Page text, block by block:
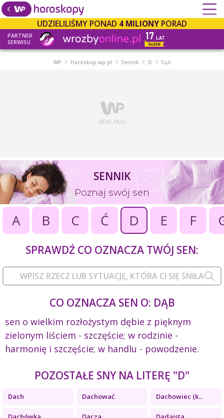
UDZIELILIŚMY PONAD 4 MILIONY PORAD
PARTNER
SERWISU
WP Horoskop.wp.pl Sennik D Dąb
SENNIK
Poznaj swój sen
A B C Ć D E F
SPRAWDŹ CO OZNACZA TWÓJ SEN:
CO OZNACZA SEN O: DĄB
sen o wielkim rozłożystym dębie z pięknym
zielonym liściem - szczęście; w rodzinie -
harmonię i szczęście; w handlu - powodzenie.
POZOSTAŁE SNY NA LITERĘ "D"
Dach Dachować Dachowiec (k...